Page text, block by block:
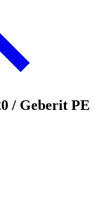
/ Geberit PE